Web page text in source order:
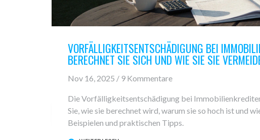
VORFÄLLIGKEITSENTSCHÄDIGUNG BEI
BERECHNET SIE SICH UND WIE SIE SIE
Nov 16, 2025 / 9 Kommentare
Die Vorfälligkeitsentschädigung bei
Sie, wie sie berechnet wird, warum sie so hoch ist und
Beispielen und praktischen Tipps.